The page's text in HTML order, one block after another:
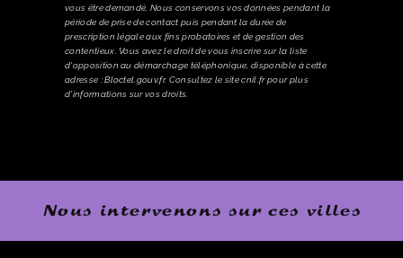
vous être demandé. Nous conservons vos données pendant la
période de prise de contact puis pendant la durée de
prescription légale aux fins probatoires et de gestion des
contentieux. Vous avez le droit de vous inscrire sur la liste
d'opposition au démarchage téléphonique, disponible à cette
adresse :Bloctel.gouv.fr. Consultez le site cnil.fr pour plus
d’informations sur vos droits.
Nous intervenons sur ces villes